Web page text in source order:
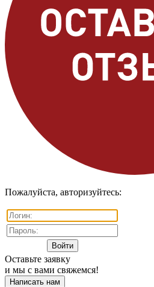
Пожалуйста, авторизуйтесь:
Оставьте заявку
и мы с вами свяжемся!
Написать нам